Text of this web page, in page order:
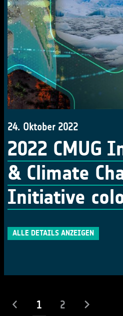
24. Oktober 2022
2022 CMUG
& Climate
Initiative
ALLE DETAILS ANZEIGEN
1(laufend)
2